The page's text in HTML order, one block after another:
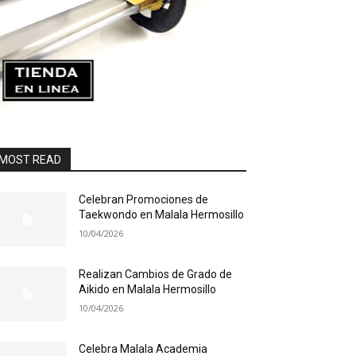
READ
Celebran Promociones de
Taekwondo en Malala Hermosillo
10/04/2026
Realizan Cambios de Grado de
Aikido en Malala Hermosillo
10/04/2026
Celebra Malala Academia